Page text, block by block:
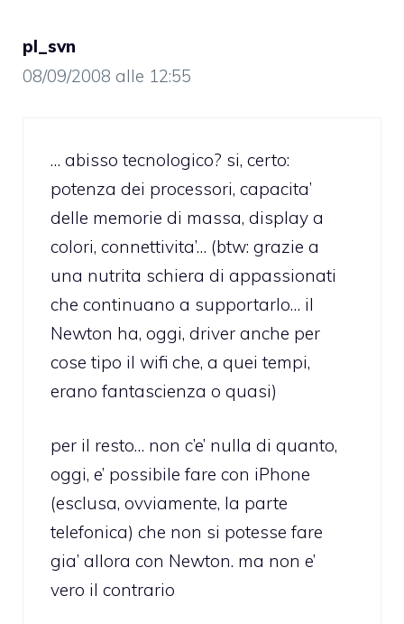
pl_svn
08/09/2008 alle 12:55
… abisso tecnologico? si, certo:
potenza dei processori, capacita’
delle memorie di massa, display a
colori, connettivita’… (btw: grazie a
una nutrita schiera di appassionati
che continuano a supportarlo… il
Newton ha, oggi, driver anche per
cose tipo il wifi che, a quei tempi,
erano fantascienza o quasi)
per il resto… non c’e’ nulla di quanto,
oggi, e’ possibile fare con iPhone
(esclusa, ovviamente, la parte
telefonica) che non si potesse fare
gia’ allora con Newton. ma non e’
vero il contrario